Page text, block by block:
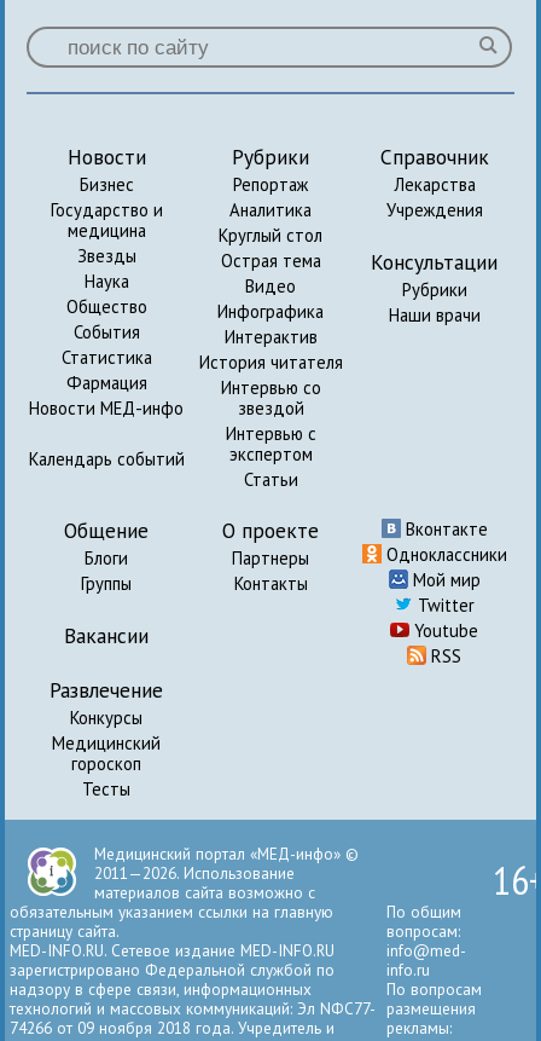
Новости
Бизнес
Государство и
медицина
Звезды
Наука
Общество
События
Статистика
Фармация
Новости МЕД-инфо
Календарь событий
Рубрики
Репортаж
Аналитика
Круглый стол
Острая тема
Видео
Инфографика
Интерактив
История читателя
Интервью со
звездой
Интервью с
экспертом
Статьи
Справочник
Лекарства
Учреждения
Консультации
Рубрики
Наши врачи
Общение
Блоги
Группы
Вакансии
Развлечение
Конкурсы
Медицинский
гороскоп
Тесты
О проекте
Партнеры
Контакты
Вконтакте
Одноклассники
Мой мир
Twitter
Youtube
RSS
Медицинский портал «МЕД-инфо» ©
2011—2026. Использование
материалов сайта возможно с
обязательным указанием ссылки на главную
страницу сайта.
MED-INFO.RU. Сетевое издание MED-INFO.RU
зарегистрировано Федеральной службой по
надзору в сфере связи, информационных
технологий и массовых коммуникаций: Эл NФС77-
74266 от 09 ноября 2018 года. Учредитель и
По общим
вопросам:
info@med-
info.ru
По вопросам
размещения
рекламы: